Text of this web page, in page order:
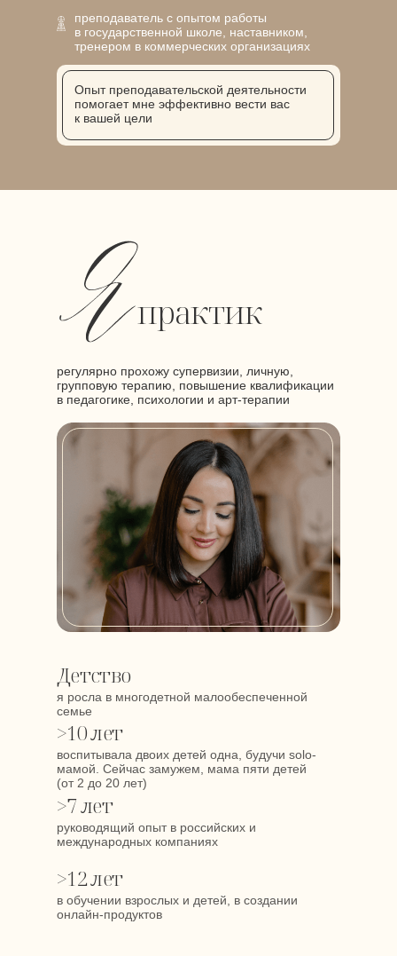
преподаватель с опытом работы
в государственной школе, наставником,
тренером в коммерческих организациях
Опыт преподавательской деятельности
помогает мне эффективно вести вас
к вашей цели
практик
регулярно прохожу супервизии, личную,
групповую терапию, повышение квалификации
в педагогике, психологии и арт-терапии
Детство
>7 лет
я росла в многодетной малообеспеченной
семье
руководящий опыт в российских и
международных компаниях
>10 лет
>12 лет
воспитывала двоих детей одна, будучи solo-
мамой. Сейчас замужем, мама пяти детей
(от 2 до 20 лет)
в обучении взрослых и детей, в создании
онлайн-продуктов